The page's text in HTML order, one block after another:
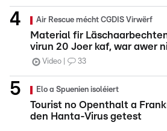
Air Rescue mécht CGDIS Virwërf
Material fir
virun 20 Joer kaf, war awer
Video 33
Elo a Spuenien isoléiert
Tourist no Openthalt a
den Hanta-Virus getest